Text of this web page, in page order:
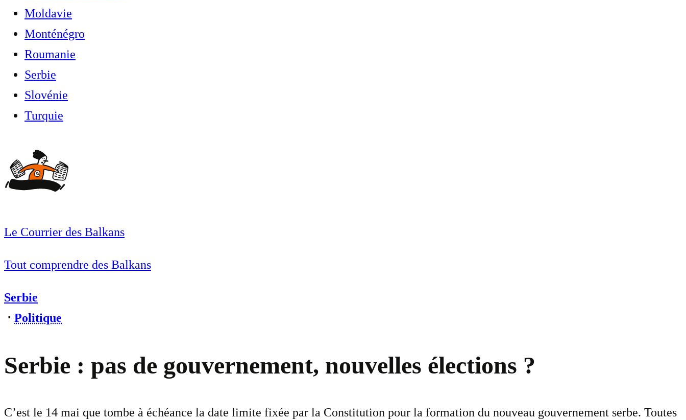
Moldavie
Monténégro
Roumanie
Serbie
Slovénie
Turquie
Le Courrier des Balkans
Tout comprendre des Balkans
Serbie
⋅ Politique
Serbie : pas de gouvernement, nouvelles élections ?
C’est le 14 mai que tombe à échéance la date limite fixée par la Constitution pour la formation du nouveau gouvernement serbe. Toutes